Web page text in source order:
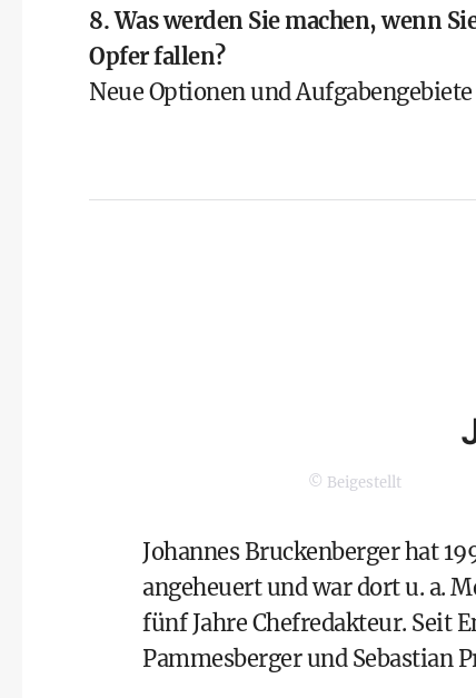
8. Was werden Sie machen, wenn
Opfer fallen?
Neue Optionen und
© Beigestellt
Johannes Bruckenberger hat
angeheuert und war dort u. a.
fünf Jahre Chefredakteur. Seit
Pammesberger und Sebastian